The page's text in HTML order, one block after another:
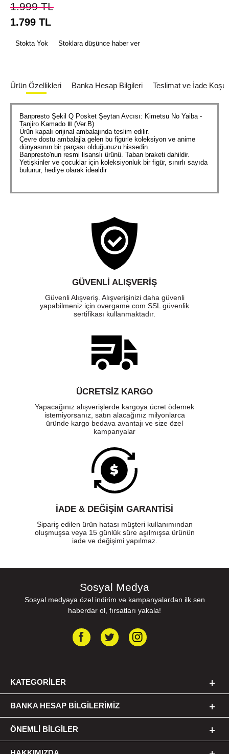
1.999TL
1.799 TL
Stokta Yok Stoklara düşünce haber ver
Ürün Özellikleri Banka Hesap Bilgileri Teslimat ve İade
Banpresto Şekil Q Posket Şeytan Avcısı: Kimetsu No Yaiba -
Tanjiro Kamado Ⅲ (Ver.B)
Ürün kapalı orijinal ambalajında ​​teslim edilir.
Çevre dostu ambalajla gelen bu figürle koleksiyon ve anime
dünyasının bir parçası olduğunuzu hissedin.
Banpresto'nun resmi lisanslı ürünü. Taban braketi dahildir.
Yetişkinler ve çocuklar için koleksiyonluk bir figür, sınırlı sayıda
bulunur, hediye olarak idealdir
GÜVENLI ALIŞVERIŞ
Güvenli Alışveriş. Alışverişinizi daha güvenli
yapabilmeniz için overgame.com SSL güvenlik
sertifikası kullanmaktadır.
ÜCRETSIZ KARGO
Yapacağınız alışverişlerde kargoya ücret ödemek
istemiyorsanız, satın alacağınız milyonlarca
üründe kargo bedava avantajı ve size özel
kampanyalar
İADE & DEĞİŞİM GARANTİSİ
Sipariş edilen ürün hatası müşteri kullanımından
oluşmuşsa veya 15 günlük süre aşılmışsa ürünün
iade ve değişimi yapılmaz.
Sosyal Medya
Sosyal medyaya özel indirim ve kampanyalardan ilk sen
haberdar ol, fırsatları yakala!
KATEGORILER
BANKA HESAP BILGILERIMIZ
ÖNEMLI BILGILER